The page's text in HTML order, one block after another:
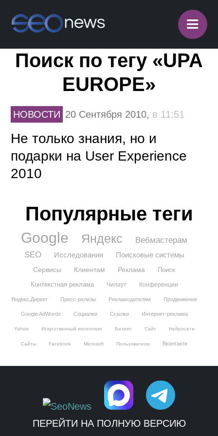
≡
Поиск по тегу «UPA
EUROPE»
НОВОСТИ 20 Сентября 2010, в 11:51
Не только знания, но и
подарки на User Experience
2010
Популярные теги
Google Яндекс
Вебмастерам
SEO
Исследования Поисковые системы
Сервисы Клиентам Реклама
Поиск
Контекстная реклама
Чилаут Конференции
Яндекс.Директ Пресс-релизы Рекламодателям Продвижение
Google AdWords Социалки Ссылки Интернет-реклама
Yahoo Искусственный интеллект Бизнес Сайт Нейросети
Сайты Facebook Microsoft Пользователи Вконтакте
ПЕРЕЙТИ НА ПОЛНУЮ ВЕРСИЮ